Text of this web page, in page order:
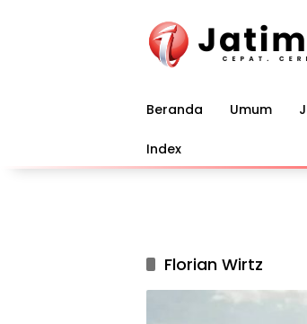
Beranda Umum
Index
Florian Wirtz